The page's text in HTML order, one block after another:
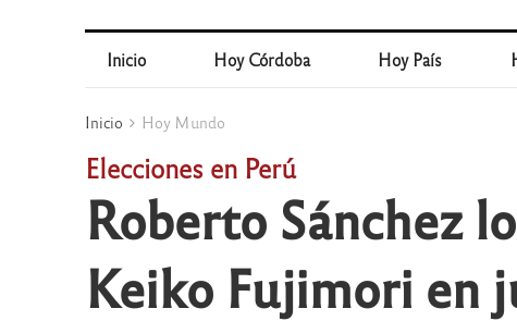
Inicio Hoy Córdoba Hoy País
Inicio Hoy Mundo
Elecciones en Perú
Roberto Sánchez
Keiko Fujimori en